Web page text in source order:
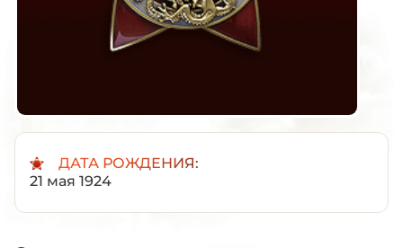
ДАТА РОЖДЕНИЯ:
21 мая 1924